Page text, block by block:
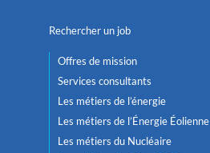
Rechercher un job
Offres de mission
Services consultants
Les métiers de l’énergie
Les métiers de l’Énergie Éolienne
Les métiers du Nucléaire